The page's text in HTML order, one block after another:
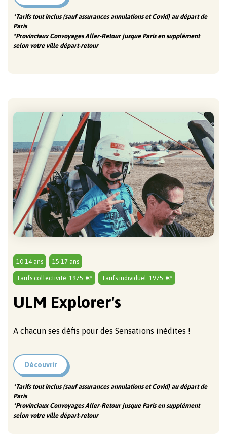
*Tarifs tout inclus (sauf assurances annulations et Covid) au départ de
Paris
*Provinciaux Convoyages Aller-Retour jusque Paris en supplément
selon votre ville départ-retour
10-14 ans 15-17 ans
Tarifs collectivité 1975 €* Tarifs individuel 1975 €*
ULM Explorer's
A chacun ses défis pour des Sensations inédites !
Découvrir
*Tarifs tout inclus (sauf assurances annulations et Covid) au départ de
Paris
*Provinciaux Convoyages Aller-Retour jusque Paris en supplément
selon votre ville départ-retour